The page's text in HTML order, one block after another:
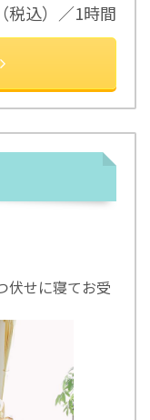
税込）／1時間
伏せに寝てお受